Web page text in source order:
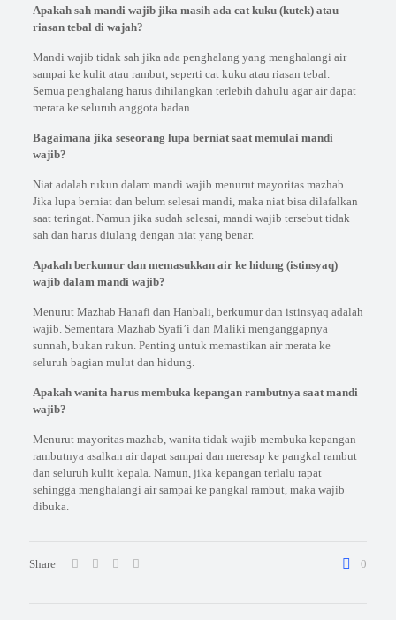
Apakah sah mandi wajib jika masih ada cat kuku (kutek) atau
riasan tebal di wajah?
Mandi wajib tidak sah jika ada penghalang yang menghalangi air
sampai ke kulit atau rambut, seperti cat kuku atau riasan tebal.
Semua penghalang harus dihilangkan terlebih dahulu agar air dapat
merata ke seluruh anggota badan.
Bagaimana jika seseorang lupa berniat saat memulai mandi
wajib?
Niat adalah rukun dalam mandi wajib menurut mayoritas mazhab.
Jika lupa berniat dan belum selesai mandi, maka niat bisa dilafalkan
saat teringat. Namun jika sudah selesai, mandi wajib tersebut tidak
sah dan harus diulang dengan niat yang benar.
Apakah berkumur dan memasukkan air ke hidung (istinsyaq)
wajib dalam mandi wajib?
Menurut Mazhab Hanafi dan Hanbali, berkumur dan istinsyaq adalah
wajib. Sementara Mazhab Syafi’i dan Maliki menganggapnya
sunnah, bukan rukun. Penting untuk memastikan air merata ke
seluruh bagian mulut dan hidung.
Apakah wanita harus membuka kepangan rambutnya saat mandi
wajib?
Menurut mayoritas mazhab, wanita tidak wajib membuka kepangan
rambutnya asalkan air dapat sampai dan meresap ke pangkal rambut
dan seluruh kulit kepala. Namun, jika kepangan terlalu rapat
sehingga menghalangi air sampai ke pangkal rambut, maka wajib
dibuka.
Share 0